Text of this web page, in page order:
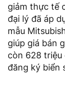
giảm thực tế
đại lý đã áp
mẫu
giúp giá bán
còn 628
đăng ký biển